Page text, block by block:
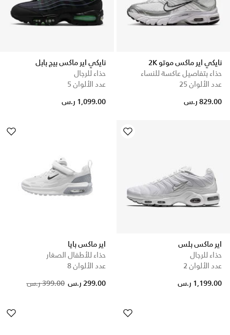
نايكي اير ماكس موتو 2K
حذاء بتفاصيل عاكسة للنساء
عدد الألوان 25
829.00 ر.س
نايكي اير ماكس بيج بابل
حذاء للرجال
عدد الألوان 5
1,099.00 ر.س
اير ماكس بلس
حذاء للرجال
عدد الألوان 2
1,199.00 ر.س
اير ماكس بايا
حذاء للأطفال الصغار
عدد الألوان 8
Price reduced from
399.00 ر.س 299.00 ر.س